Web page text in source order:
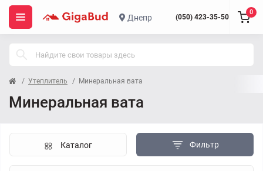
Днепр (050) 423-35-50
0
Утеплитель Минеральная вата
Минеральная вата
Фильтр
Каталог